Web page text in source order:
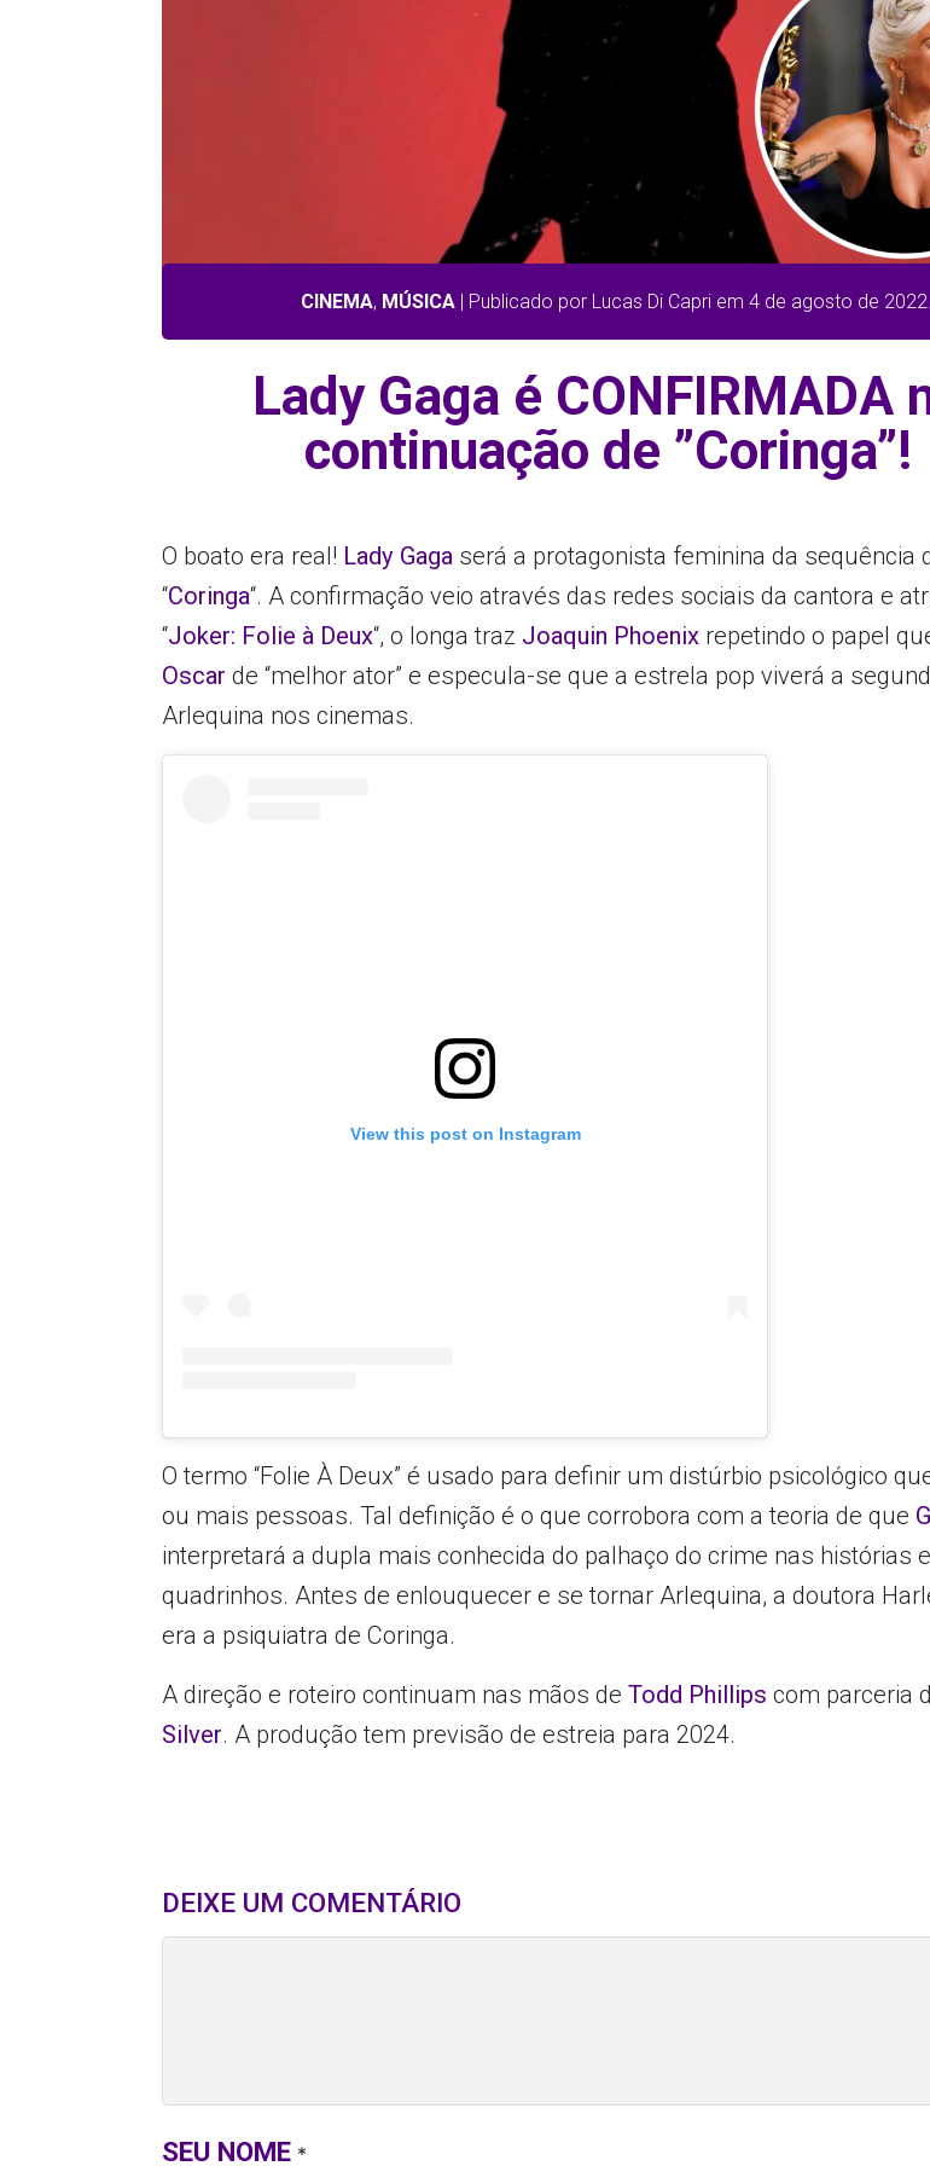
CINEMA, MÚSICA | Publicado por Lucas Di Capri em 4 de agosto de 2022.
Lady Gaga é CONFIRMADA
continuação de ”Coringa”!
O boato era real! Lady Gaga será a protagonista feminina da sequência
“Coringa“. A confirmação veio através das redes sociais da cantora e
“Joker: Folie à Deux“, o longa traz Joaquin Phoenix repetindo o papel
Oscar de “melhor ator” e especula-se que a estrela pop viverá a
Arlequina nos cinemas.
View this post on Instagram
O termo “Folie À Deux” é usado para definir um distúrbio psicológico
ou mais pessoas. Tal definição é o que corrobora com a teoria de que
interpretará a dupla mais conhecida do palhaço do crime nas histórias
quadrinhos. Antes de enlouquecer e se tornar Arlequina, a doutora
era a psiquiatra de Coringa.
A direção e roteiro continuam nas mãos deTodd Phillipscom parceria
Silver. A produção tem previsão de estreia para 2024.
DEIXE UM COMENTÁRIO
SEU NOME *